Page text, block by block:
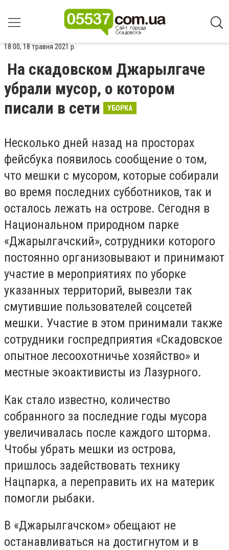
18:00, 18 травня 2021 р.
На скадовском Джарылгаче
убрали мусор, о котором
писали в сети
УБОРКА
Несколько дней назад на просторах
фейсбука появилось сообщение о том,
что мешки с мусором, которые собирали
во время последних субботников, так и
осталось лежать на острове. Сегодня в
Национальном природном парке
«Джарылгачский», сотрудники которого
постоянно организовывают и принимают
участие в мероприятиях по уборке
указанных территорий, вывезли так
смутившие пользователей соцсетей
мешки. Участие в этом принимали также
сотрудники госпредприятия «Скадовское
опытное лесоохотничье хозяйство» и
местные экоактивисты из Лазурного.
Как стало известно, количество
собранного за последние годы мусора
увеличивалась после каждого шторма.
Чтобы убрать мешки из острова,
пришлось задействовать технику
Нацпарка, а переправить их на материк
помогли рыбаки.
В «Джарылгачском» обещают не
останавливаться на достигнутом и в